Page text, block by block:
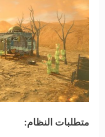
متطلبات النظام: